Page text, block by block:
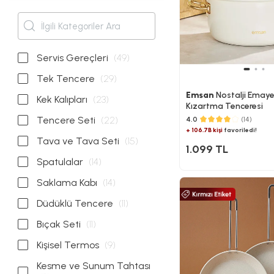
Servis Gereçleri (49)
Tek Tencere (29)
Kek Kalıpları (23)
Tencere Seti (22)
Tava ve Tava Seti (15)
Spatulalar (14)
Saklama Kabı (14)
Düdüklü Tencere (11)
Bıçak Seti (11)
Kişisel Termos (9)
Kesme ve Sunum Tahtası
Emsan Nostalji
Kızartma Tenceresi
4.0 (14)
+ 106.7B kişifavoriledi!
1.099 TL